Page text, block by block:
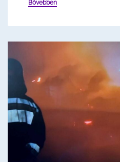
Bővebben